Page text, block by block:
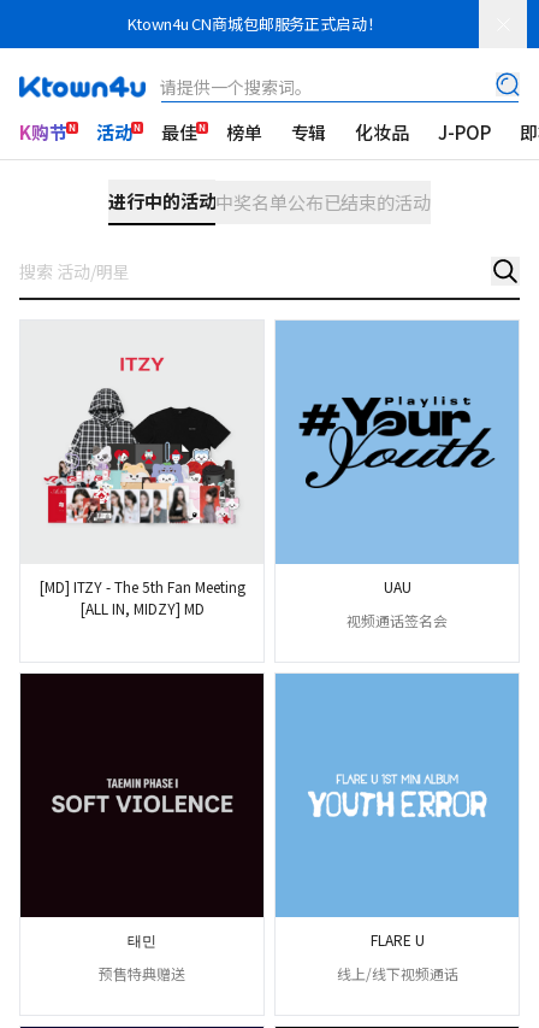
Ktown4u CN商城包邮服务正式启动！
请提供一个搜索词。
K购节 活动 最佳 榜单 专辑 化妆品 J-POP
进行中的活动中奖名单公布已结束的活动
[MD] ITZY - The 5th Fan Meeting
[ALL IN, MIDZY] MD
UAU
视频通话签名会
태민
预售特典赠送
FLARE U
线上/线下视频通话